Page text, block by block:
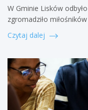
W Gminie Lisków
zgromadziło
Czytaj dalej